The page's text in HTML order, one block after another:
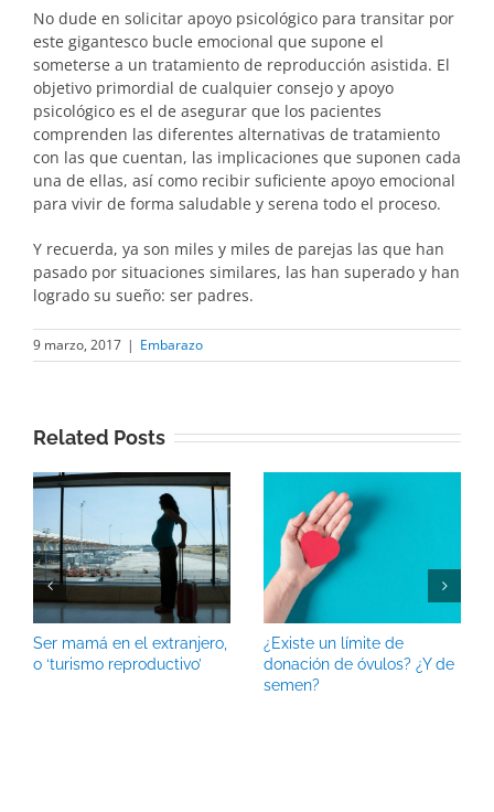
No dude en solicitar apoyo psicológico para transitar por
este gigantesco bucle emocional que supone el
someterse a un tratamiento de reproducción asistida. El
objetivo primordial de cualquier consejo y apoyo
psicológico es el de asegurar que los pacientes
comprenden las diferentes alternativas de tratamiento
con las que cuentan, las implicaciones que suponen cada
una de ellas, así como recibir suficiente apoyo emocional
para vivir de forma saludable y serena todo el proceso.
Y recuerda, ya son miles y miles de parejas las que han
pasado por situaciones similares, las han superado y han
logrado su sueño: ser padres.
9 marzo, 2017 | Embarazo
Related Posts
Ser mamá en el extranjero,
o ‘turismo reproductivo’
¿Existe un límite de
donación de óvulos? ¿Y de
semen?